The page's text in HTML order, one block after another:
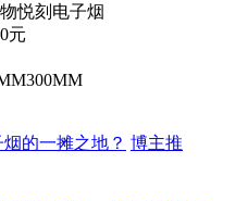
悦刻电子烟
元
300MM
博主推